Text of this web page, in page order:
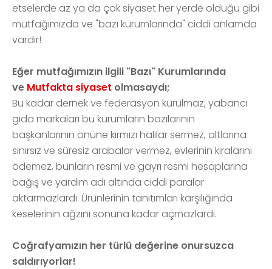
etselerde az ya da çok siyaset her yerde olduğu gibi
mutfağımızda ve "bazı kurumlarında" ciddi anlamda
vardır!
Eğer mutfağımızın ilgili "Bazı" Kurumlarında
ve Mutfakta siyaset olmasaydı;
Bu kadar dernek ve federasyon kurulmaz, yabancı
gıda markaları bu kurumların bazılarının
başkanlarının önüne kırmızı halılar sermez, altlarına
sınırsız ve süresiz arabalar vermez, evlerinin kiralarını
ödemez, bunların resmi ve gayrı resmi hesaplarına
bağış ve yardım adı altında ciddi paralar
aktarmazlardı. Ürünlerinin tanıtımları karşılığında
keselerinin ağzını sonuna kadar açmazlardı.
Coğrafyamızın her türlü değerine onursuzca
saldırıyorlar!